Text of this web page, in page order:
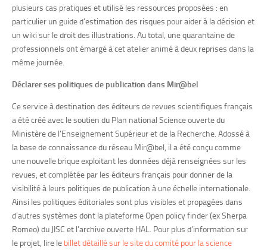
plusieurs cas pratiques et utilisé les ressources proposées : en
particulier un guide d’estimation des risques pour aider à la décision et
un wiki sur le droit des illustrations. Au total, une quarantaine de
professionnels ont émargé à cet atelier animé à deux reprises dans la
même journée.
Déclarer ses politiques de publication dans Mir@bel
Ce service à destination des éditeurs de revues scientifiques français
a été créé avec le soutien du Plan national Science ouverte du
Ministère de l’Enseignement Supérieur et de la Recherche. Adossé à
la base de connaissance du réseau Mir@bel, il a été conçu comme
une nouvelle brique exploitant les données déjà renseignées sur les
revues, et complétée par les éditeurs français pour donner de la
visibilité à leurs politiques de publication à une échelle internationale.
Ainsi les politiques éditoriales sont plus visibles et propagées dans
d’autres systèmes dont la plateforme Open policy finder (ex Sherpa
Romeo) du JISC et l’archive ouverte HAL. Pour plus d’information sur
le projet, lire le billet détaillé sur le site du comité pour la science